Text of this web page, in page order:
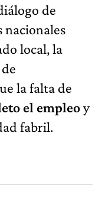
de
nacionales
local, la
la falta de
el empleoy
fabril.